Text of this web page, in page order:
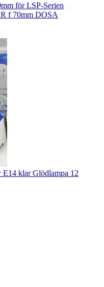
för LSP-Serien
f 70mm DOSA
klar Glödlampa 12